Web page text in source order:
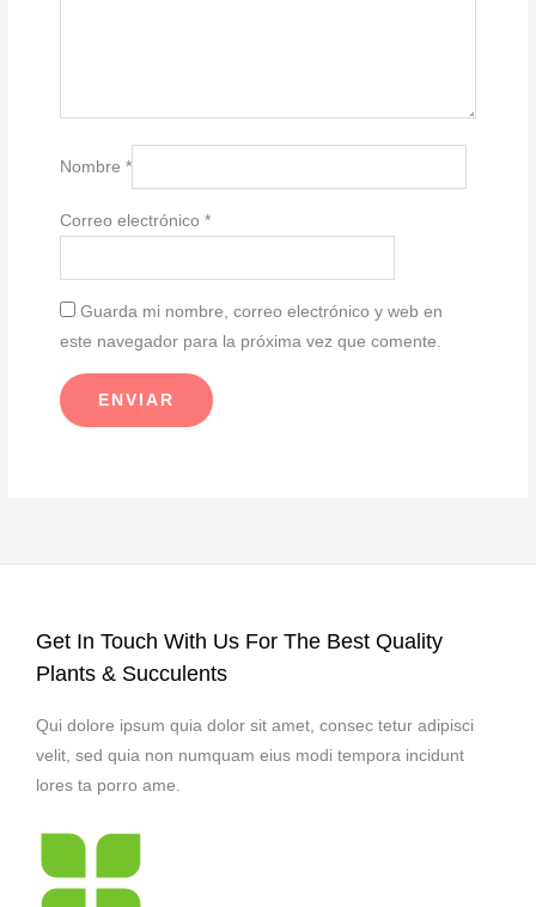
Nombre*
Correo electrónico*
Guarda mi nombre, correo electrónico y web en
este navegador para la próxima vez que comente.
Get In Touch With Us For The Best Quality
Plants & Succulents
Qui dolore ipsum quia dolor sit amet, consec tetur adipisci
velit, sed quia non numquam eius modi tempora incidunt
lores ta porro ame.